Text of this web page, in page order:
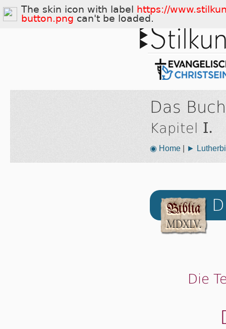
Das
Kapitel I.
◉ Home| ►
Die
The skin icon with label
https://
button.png can't be loaded.